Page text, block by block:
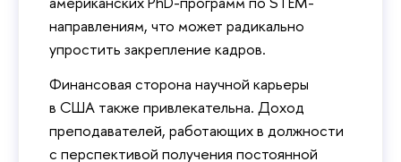
направлениям, что может радикально
упростить закрепление кадров.
Финансовая сторона научной карьеры
в США также привлекательна. Доход
преподавателей, работающих в должности
с перспективой получения постоянной